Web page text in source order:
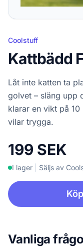
Coolstuff
Kattbädd
Låt inte katten ta
golvet – släng upp
klarar en vikt på
vilar trygga.
199 SEK
I lager Säljs av
Vanliga